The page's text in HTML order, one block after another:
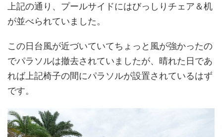
上記の通り、プールサイドにはびっしりチェア＆机
が並べられていました。
この日台風が近づいていてちょっと風が強かったの
でパラソルは撤去されていましたが、晴れた日であ
れば上記椅子の間にパラソルが設置されているはず
です。